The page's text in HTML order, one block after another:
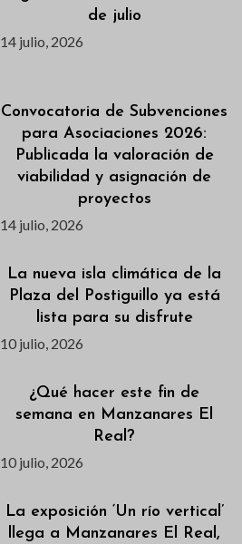
de julio
14 julio, 2026
Convocatoria de Subvenciones
para Asociaciones 2026:
Publicada la valoración de
viabilidad y asignación de
proyectos
14 julio, 2026
La nueva isla climática de la
Plaza del Postiguillo ya está
lista para su disfrute
10 julio, 2026
¿Qué hacer este fin de
semana en Manzanares El
Real?
10 julio, 2026
La exposición ‘Un río vertical’
llega a Manzanares El Real,